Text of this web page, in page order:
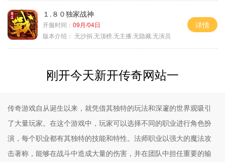
１.８０独家战神
开服时间： 09月/04日
版本介绍： 无沙捐.无顶榜.无主播.无隐藏.无演员
详情
刚开今天新开传奇网站一
传奇游戏自从诞生以来，就凭借其独特的玩法和深邃的世界观吸引
了大量玩家。在这个游戏中，玩家可以选择不同的职业进行角色扮
演，每个职业都有其独特的技能和特性。法师职业以强大的魔法攻
击著称，能够在战斗中造成大量的伤害，并在团队中担任重要的输